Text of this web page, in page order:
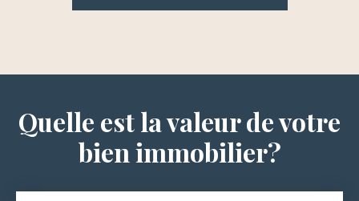
Quelle est la valeur de votre
bien immobilier?